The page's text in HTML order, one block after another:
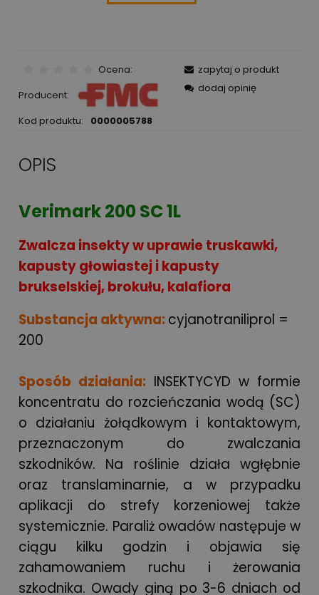
Ocena:
Producent:
Kod produktu:
0000005788
zapytaj o produkt
dodaj opinię
OPIS
Verimark 200 SC 1L
Zwalcza insekty w uprawie truskawki,
kapusty głowiastej i kapusty
brukselskiej, brokułu, kalafiora
Substancja aktywna:cyjanotraniliprol =
200
Sposób działania: INSEKTYCYD w formie
koncentratu do rozcieńczania wodą (SC)
o działaniu żołądkowym i kontaktowym,
przeznaczonym do zwalczania
szkodników. Na roślinie działa wgłębnie
oraz translaminarnie, a w przypadku
aplikacji do strefy korzeniowej także
systemicznie. Paraliż owadów następuje w
ciągu kilku godzin i objawia się
zahamowaniem ruchu i żerowania
szkodnika. Owady giną po 3-6 dniach od